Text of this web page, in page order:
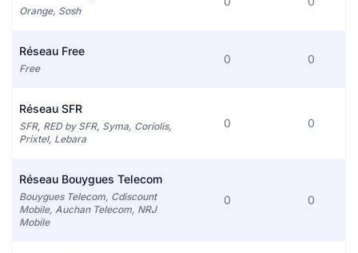
Orange, Sosh
Réseau Free
Free
0 0
Réseau SFR
SFR, RED by SFR, Syma, Coriolis,
Prixtel, Lebara
0 0
Réseau Bouygues Telecom
Bouygues Telecom, Cdiscount
Mobile, Auchan Telecom, NRJ
Mobile
0 0